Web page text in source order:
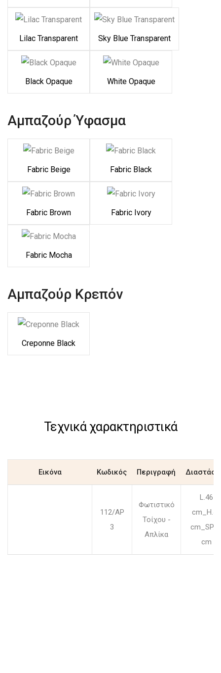
Lilac Transparent Sky Blue Transparent
Black Opaque White Opaque
Αμπαζούρ Ύφασμα
Fabric Beige Fabric Black
Fabric Brown Fabric Ivory
Fabric Mocha
Αμπαζούρ Κρεπόν
Creponne Black
Τεχνικά χαρακτηριστικά
Εικόνα Κωδικός Περιγραφή
112/AP
3
Φωτιστικό
Τοίχου -
Απλίκα
L.46
cm_H.43
cm